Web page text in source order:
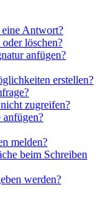
eine Antwort?
löschen?
anfügen?
erstellen?
zugreifen?
anfügen?
melden?
beim Schreiben
werden?